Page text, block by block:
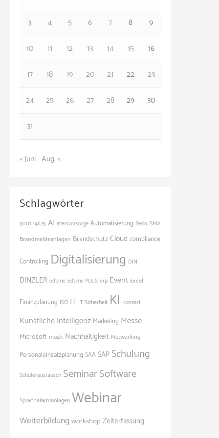
3
4 5 6 7 8
9
10
11 12 13 14 15
16
17
18 19 20 21 22
23
24
25 26 27 28 29
30
31
« Juni Aug. »
Schlagwörter
9001 14675 AI altersvorsorge Automatisierung Berlin BMA
Brandmeldeanlagen BrandschutzCloud compliance
Controlling Digitalisierung DIN
DINZLER edtime edtime PLUS erp Event Excel
Finanzplanung ISO IT IT Sicherheit KI Konzert
Künstliche Intelligenz Marketing Messe
Microsoft musik Nachhaltigkeit Networking
Personaleinsatzplanung SAASAP Schulung
Schüleraustausch SeminarSoftware
Sprachalarmanlagen Webinar
Weiterbildung workshop Zeiterfassung